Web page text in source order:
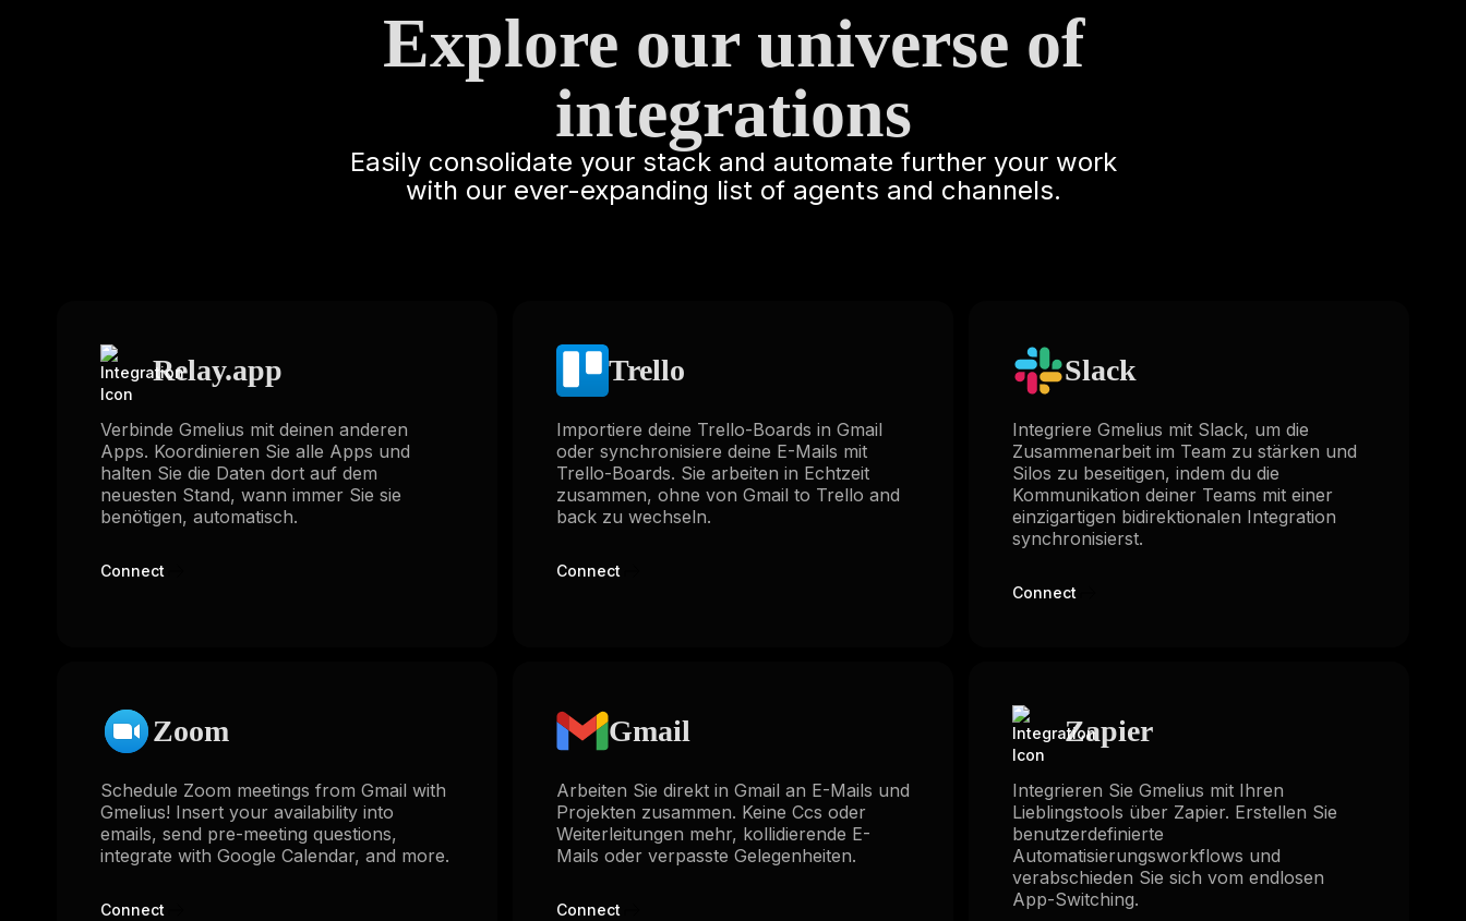
Explore our universe of
integrations
Easily consolidate your stack and automate further your work
with our ever-expanding list of agents and channels.
Relay.app
Verbinde Gmelius mit deinen anderen
Apps. Koordinieren Sie alle Apps und
halten Sie die Daten dort auf dem
neuesten Stand, wann immer Sie sie
benötigen, automatisch.
Connect
Trello
Importiere deine Trello-Boards in Gmail
oder synchronisiere deine E-Mails mit
Trello-Boards. Sie arbeiten in Echtzeit
zusammen, ohne von Gmail to Trello and
back zu wechseln.
Connect
Slack
Integriere Gmelius mit Slack, um die
Zusammenarbeit im Team zu stärken und
Silos zu beseitigen, indem du die
Kommunikation deiner Teams mit einer
einzigartigen bidirektionalen Integration
synchronisierst.
Connect
Zoom
Schedule Zoom meetings from Gmail with
Gmelius! Insert your availability into
emails, send pre-meeting questions,
integrate with Google Calendar, and more.
Connect
Gmail
Arbeiten Sie direkt in Gmail an E-Mails und
Projekten zusammen. Keine Ccs oder
Weiterleitungen mehr, kollidierende E-
Mails oder verpasste Gelegenheiten.
Connect
Zapier
Integrieren Sie Gmelius mit Ihren
Lieblingstools über Zapier. Erstellen Sie
benutzerdefinierte
Automatisierungsworkflows und
verabschieden Sie sich vom endlosen
App-Switching.